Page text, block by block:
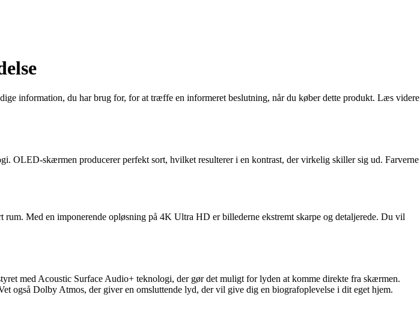
information, du har brug for, for at træffe en informeret beslutning, når du køber dette produkt. Læs videre
OLED-skærmen producerer perfekt sort, hvilket resulterer i en kontrast, der virkelig skiller sig ud. Farverne
Med en imponerende opløsning på 4K Ultra HD er billederne ekstremt skarpe og detaljerede. Du vil
med Acoustic Surface Audio+ teknologi, der gør det muligt for lyden at komme direkte fra skærmen.
også Dolby Atmos, der giver en omsluttende lyd, der vil give dig en biografoplevelse i dit eget hjem.